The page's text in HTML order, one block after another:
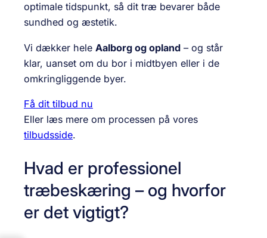
optimale tidspunkt, så dit træ bevarer både
sundhed og æstetik.
Vi dækker hele Aalborg og opland – og står
klar, uanset om du bor i midtbyen eller i de
omkringliggende byer.
Få dit tilbud nu
Eller læs mere om processen på vores
tilbudsside.
Hvad er professionel
træbeskæring – og hvorfor
er det vigtigt?